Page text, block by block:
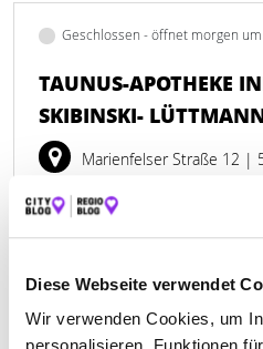
Diese Webseite verwendet
Wir verwenden Cookies, um
Geschlossen - öffnet morgen
TAUNUS-APOTHEKE
SKIBINSKI-
Marienfelser Straße 12 |
+4967721593